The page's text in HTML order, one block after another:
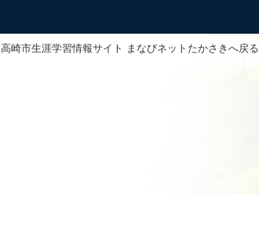
高崎市生涯学習情報サイト まなびネットたかさきへ戻る